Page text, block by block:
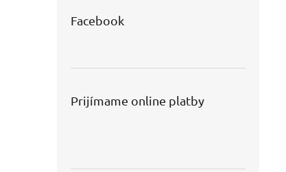
Facebook
Prijímame online platby